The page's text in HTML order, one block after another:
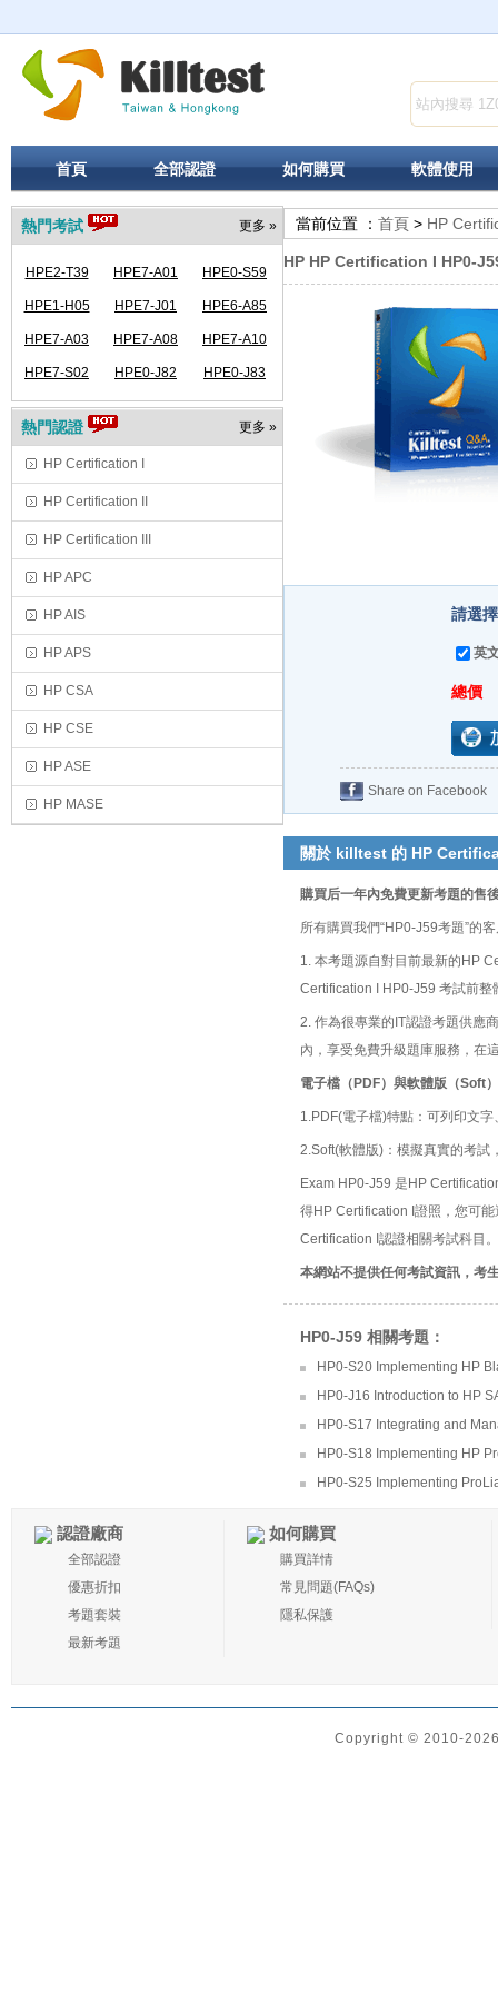
首頁 全部認證 如何購買 軟體使用
更多 »
熱門考試
HPE2-T39 HPE7-A01 HPE0-S59
HPE1-H05 HPE7-J01 HPE6-A85
HPE7-A03 HPE7-A08 HPE7-A10
HPE7-S02 HPE0-J82 HPE0-J83
更多 »
熱門認證
HP Certification I
HP Certification II
HP Certification III
HP APC
HP AIS
HP APS
HP CSA
HP CSE
HP ASE
HP MASE
當前位置 ： 首頁 > HP
HP HP Certification I HP0-
請選
英
總價
Share on Facebook
關於 killtest 的 HP
購買后一年內免費更新考題的售
所有購買我們“HP0-J59考題”的
1. 本考題源自對目前最新的HP
Certification I HP0-J59 考試前
2. 作為很專業的IT認證考題供應
內，享受免費升級題庫服務，在
電子檔（PDF）與軟體版（Soft
1.PDF(電子檔)特點：可列印文
2.Soft(軟體版)：模擬真實的考試
Exam HP0-J59 是HP
得HP Certification I證照，您可
Certification I認證相關考試科目。
本網站不提供任何考試資訊，考
HP0-J59 相關考題：
HP0-S20 Implementing HP
HP0-J16 Introduction to HP
HP0-S17 Integrating and
HP0-S18 Implementing HP
HP0-S25 Implementing
認證廠商
全部認證
優惠折扣
考題套裝
最新考題
如何購買
購買詳情
常見問題(FAQs)
隱私保護
Copyright © 2010-